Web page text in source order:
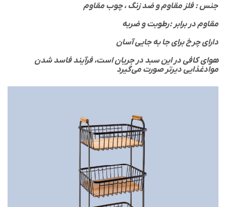
جنس : فلز مقاوم و ضد زنگ ، چوب مقاوم
مقاوم در برابر : رطوبت و ضربه
دارای چرخ برای جا به جایی آسان
هوای کافی در این سبد در جریان است، فرآیند فاسد شدن
موادغذایی دیرتر صورت می‌گیرد